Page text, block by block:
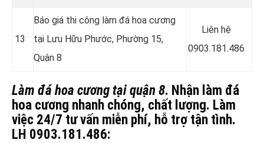
13
Báo giá thi công làm đá hoa cương
tại Lưu Hữu Phước, Phường 15,
Quận 8
Liên hệ
0903.181.486
Làm đá hoa cương tại quận 8. Nhận làm đá
hoa cương nhanh chóng, chất lượng. Làm
việc 24/7 tư vấn miễn phí, hỗ trợ tận tình.
LH 0903.181.486: